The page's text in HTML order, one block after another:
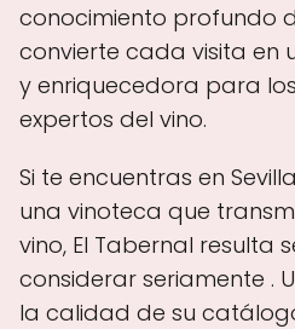
conocimiento profundo
convierte cada visita en
y enriquecedora para
expertos del vino.
Si te encuentras en
una vinoteca que
vino, El Tabernal resulta
considerar seriamente .
la calidad de su